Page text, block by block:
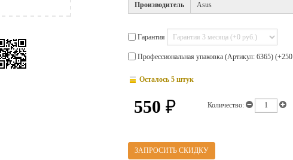
Производитель Asus
Гарантия
Профессиональная упаковка (Артикул: 6365) (+250
Осталось 5 штук
550 ₽ Количество:
ЗАПРОСИТЬ СКИДКУ